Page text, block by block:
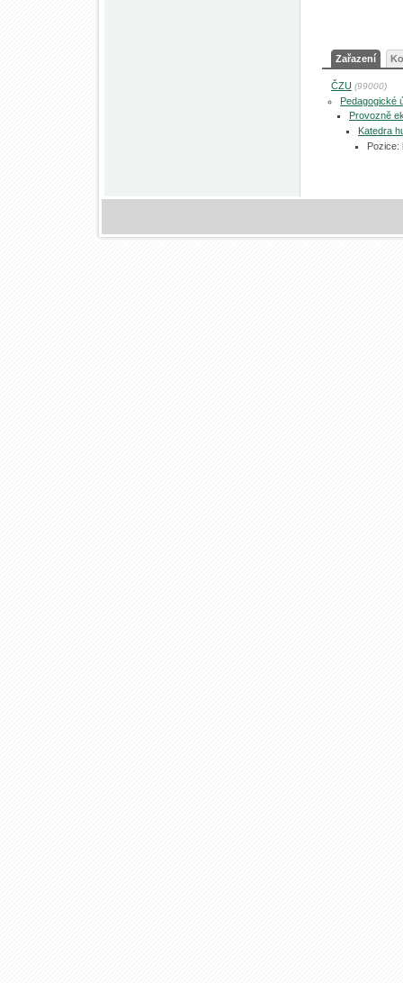
Zařazení
ČZU (99000)
Pedagogické
Provozně
Katedra
Pozice: